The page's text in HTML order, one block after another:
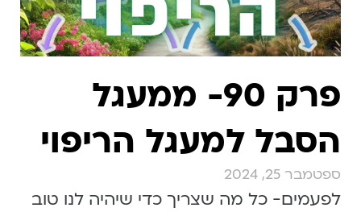
פרק 90- ממעגל
הסבל למעגל הריפוי
ספטמבר 25, 2024
לפעמים- כל מה שצריך כדי שיהיה לנו טוב